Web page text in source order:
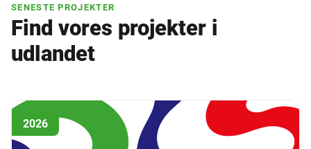
SENESTE PROJEKTER
Find vores projekter i
udlandet
2026